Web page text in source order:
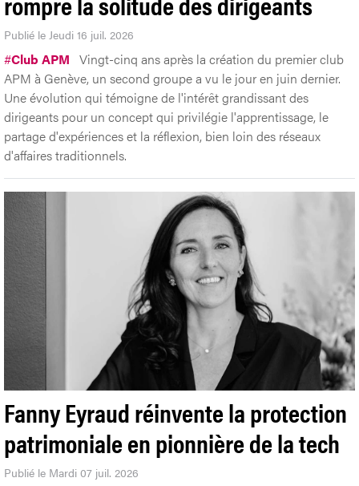
Publié le Jeudi 16 juil. 2026
#Club APM Vingt-cinq ans après la création du premier club
APM à Genève, un second groupe a vu le jour en juin dernier.
Une évolution qui témoigne de l'intérêt grandissant des
dirigeants pour un concept qui privilégie l'apprentissage, le
partage d'expériences et la réflexion, bien loin des réseaux
d'affaires traditionnels.
Fanny Eyraud réinvente la protection
patrimoniale en pionnière de la tech
Publié le Mardi 07 juil. 2026